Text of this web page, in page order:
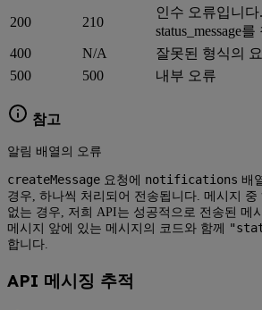
200 210
인수 오류입니
status_message
400
N/A
잘못된 형식의
500
500 내부 오류
참고
알림 배열의 오류
createMessage 요청에 notifications 배
경우, 하나씩 처리되어 전송됩니다. 메시지
없는 경우, 저희 API는 성공적으로 전송된 메
메시지 앞에 있는 메시지의 코드와 함께
합니다.
API 메시징 추적